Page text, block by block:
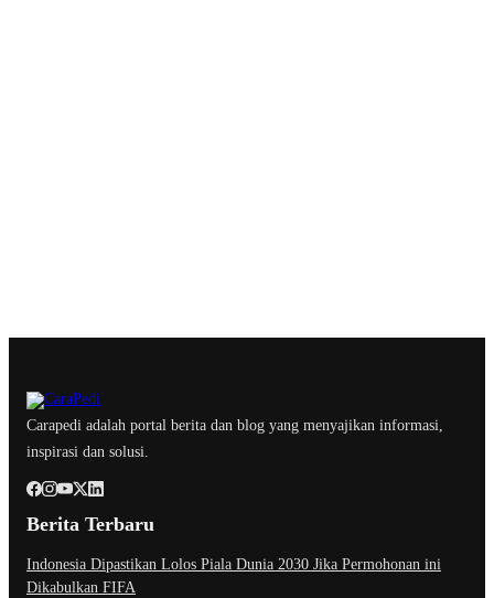
Carapedi adalah portal berita dan blog yang menyajikan informasi,
inspirasi dan solusi.
Berita Terbaru
Indonesia Dipastikan Lolos Piala Dunia 2030 Jika Permohonan ini
Dikabulkan FIFA